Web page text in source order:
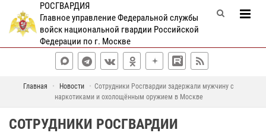
РОСГВАРДИЯ
Главное управление Федеральной службы
войск национальной гвардии Российской
Федерации по г. Москве
Главная Новости
Сотрудники Росгвардии задержали мужчину с
наркотиками и охолощённым оружием в Москве
СОТРУДНИКИ РОСГВАРДИИ